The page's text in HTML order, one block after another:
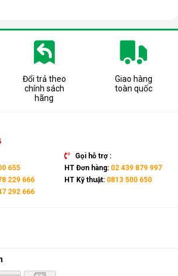
Đổi trả theo
chính sách
hãng
Giao hàng
toàn quốc
655
229 666
292 666
Gọi hỗ trợ :
HT Đơn hàng: 02 439 879 997
HT Kỹ thuật: 0813 500 650